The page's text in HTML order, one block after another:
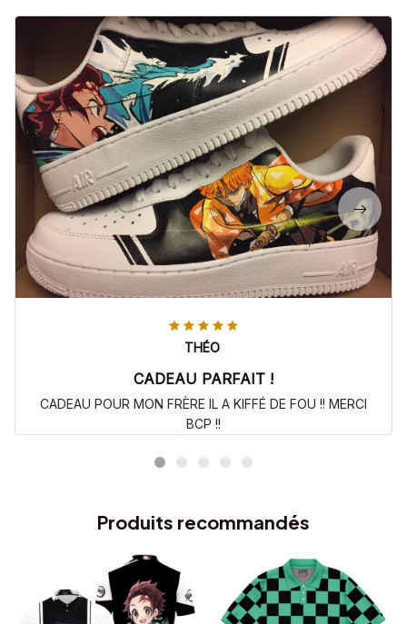
THÉO
CADEAU PARFAIT !
CADEAU POUR MON FRÈRE IL A KIFFÉ DE FOU !! MERCI
BCP !!
Produits recommandés